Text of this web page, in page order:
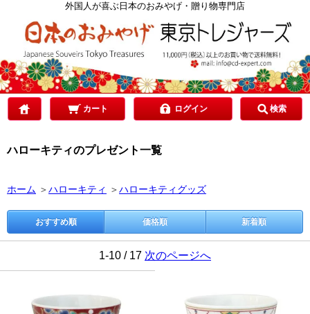
外国人が喜ぶ日本のおみやげ・贈り物専門店
カート ログイン 検索
ハローキティのプレゼント一覧
ホーム ＞ハローキティ ＞ハローキティグッズ
おすすめ順 価格順 新着順
1-10 / 17 次のページへ
ご予算で選ぶ
贈り先で選ぶ
目的で選ぶ